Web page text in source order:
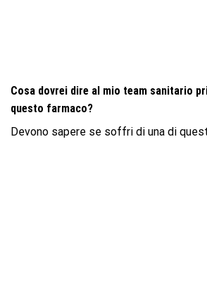
Cosa dovrei dire al mio team sanitario
questo farmaco?
Devono sapere se soffri di una di